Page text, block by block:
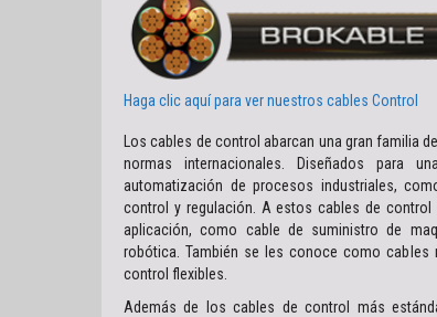
Haga clic aquí para ver nuestros cables Control
Los cables de control abarcan una gran familia
normas internacionales. Diseñados para
automatización de procesos industriales,
control y regulación. A estos cables de
aplicación, como cable de suministro de
robótica. También se les conoce como cables
control flexibles.
Además de los cables de control más